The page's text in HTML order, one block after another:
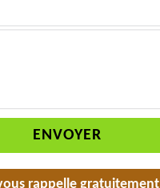
rappelle gratuitement